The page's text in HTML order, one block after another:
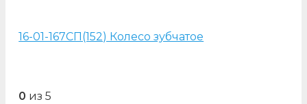
16-01-167СП(152) Колесо зубчатое
0 из 5